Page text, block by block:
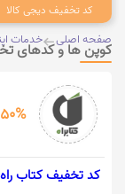
کد تخفیف دیجی کالا
صفحه اصلی خدمات
کوپن ها و کدهای
50%
کد تخفیف کتاب راه 50% ویژه نمایشگاه کتاب